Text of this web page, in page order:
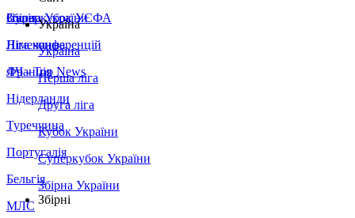
Збірна України
Італія
Німеччина
Франція
Нідерланди
Туреччина
Португалія
Бельгія
МЛС
Суперкубок УЄФА
Ліга конференцій
ЛЧ - Top News
Україна
Україна
Перша ліга
Друга ліга
Кубок України
Суперкубок України
Збірна України
Збірні